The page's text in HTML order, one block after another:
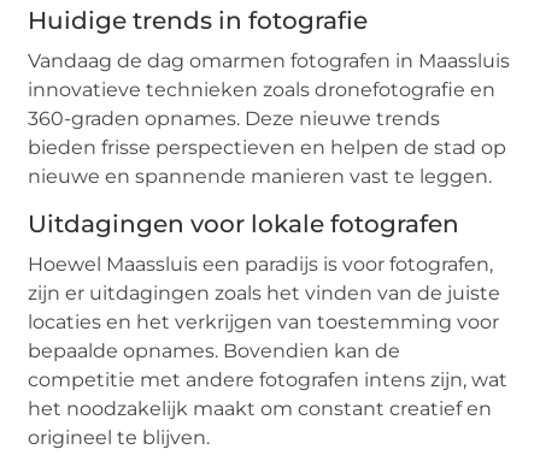
Huidige trends in fotografie
Vandaag de dag omarmen fotografen in Maassluis
innovatieve technieken zoals dronefotografie en
360-graden opnames. Deze nieuwe trends
bieden frisse perspectieven en helpen de stad op
nieuwe en spannende manieren vast te leggen.
Uitdagingen voor lokale fotografen
Hoewel Maassluis een paradijs is voor fotografen,
zijn er uitdagingen zoals het vinden van de juiste
locaties en het verkrijgen van toestemming voor
bepaalde opnames. Bovendien kan de
competitie met andere fotografen intens zijn, wat
het noodzakelijk maakt om constant creatief en
origineel te blijven.